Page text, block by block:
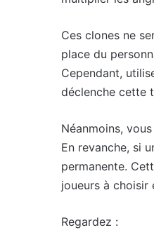
Ces clones ne
place du
Cependant,
déclenche cette
Néanmoins,
En revanche, si
permanente.
joueurs à choisir
Regardez :